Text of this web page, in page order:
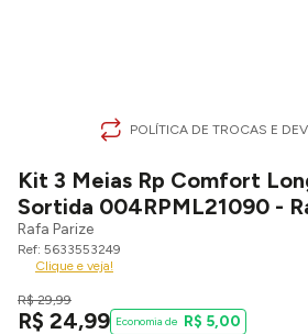
POLÍTICA DE TROCAS E
Kit 3 Meias Rp Comfort
Sortida 004RPML21090 -
Rafa Parize
5633553249
Clique e veja!
R$ 29,99
R$ 24,99 R$ 5,00